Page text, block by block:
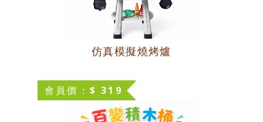
仿真模擬燒烤爐
會員價：$ 319